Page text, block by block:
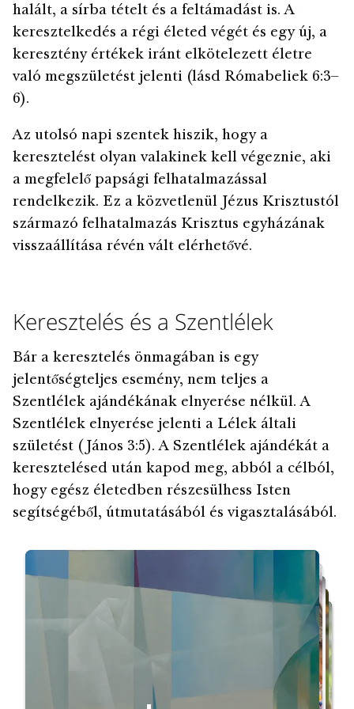
halált, a sírba tételt és a feltámadást is. A
keresztelkedés a régi életed végét és egy új, a
keresztény értékek iránt elkötelezett életre
való megszületést jelenti (lásd Rómabeliek 6:3–
6).
Az utolsó napi szentek hiszik, hogy a
keresztelést olyan valakinek kell végeznie, aki
a megfelelő papsági felhatalmazással
rendelkezik. Ez a közvetlenül Jézus Krisztustól
származó felhatalmazás Krisztus egyházának
visszaállítása révén vált elérhetővé.
Keresztelés és a Szentlélek
Bár a keresztelés önmagában is egy
jelentőségteljes esemény, nem teljes a
Szentlélek ajándékának elnyerése nélkül. A
Szentlélek elnyerése jelenti a Lélek általi
születést (János 3:5). A Szentlélek ajándékát a
keresztelésed után kapod meg, abból a célból,
hogy egész életedben részesülhess Isten
segítségéből, útmutatásából és vigasztalásából.